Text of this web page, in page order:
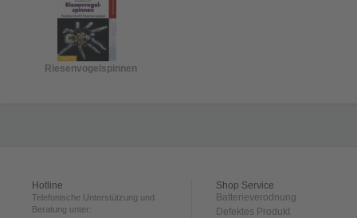
Riesenvogelspinnen
Hotline
Telefonische Unterstützung und
Beratung unter:
Shop Service
Batterieverodnung
Defektes Produkt